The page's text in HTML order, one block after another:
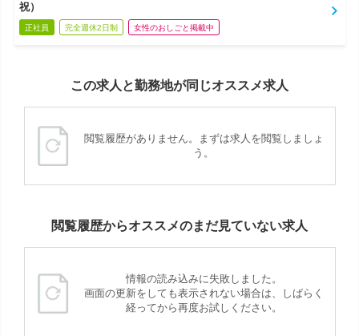
祝）
正社員 完全週休2日制 女性のおしごと掲載中
この求人と勤務地が同じオススメ求人
閲覧履歴がありません。まずは求人を閲覧しましょ
う。
閲覧履歴からオススメのまだ見ていない求人
情報の読み込みに失敗しました。
画面の更新をしても表示されない場合は、しばらく
経ってから再度お試しください。